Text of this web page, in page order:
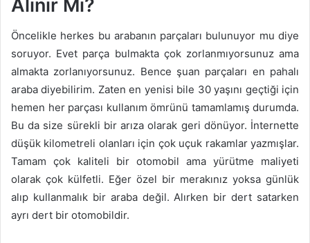
Alınır Mı?
Öncelikle herkes bu arabanın parçaları bulunuyor mu diye
soruyor. Evet parça bulmakta çok zorlanmıyorsunuz ama
almakta zorlanıyorsunuz. Bence şuan parçaları en pahalı
araba diyebilirim. Zaten en yenisi bile 30 yaşını geçtiği için
hemen her parçası kullanım ömrünü tamamlamış durumda.
Bu da size sürekli bir arıza olarak geri dönüyor. İnternette
düşük kilometreli olanları için çok uçuk rakamlar yazmışlar.
Tamam çok kaliteli bir otomobil ama yürütme maliyeti
olarak çok külfetli. Eğer özel bir merakınız yoksa günlük
alıp kullanmalık bir araba değil. Alırken bir dert satarken
ayrı dert bir otomobildir.